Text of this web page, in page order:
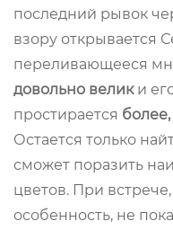
последний рывок
взору открывается
переливающееся
довольно велики
простирается
Остается только
сможет поразить
цветов. При
особенность, не